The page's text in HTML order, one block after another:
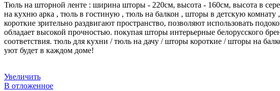
Тюль на шторной ленте : ширина шторы - 220см, высота - 160см, высота в
на кухню арка , тюль в гостиную , тюль на балкон , шторы в детскую
короткие зрительно раздвигают пространство, позволяют использовать
обладает высокой прочностью. покупая шторы интерьерные белорусского
соответствия. тюль для кухни / тюль на дачу / шторы короткие / шторы на
уют будет в каждом доме!
Увеличить
В отложенное